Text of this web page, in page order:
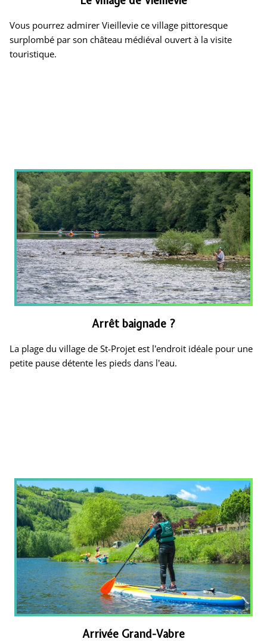
Vous pourrez admirer Vieillevie ce village pittoresque
surplombé par son château médiéval ouvert à la visite
touristique.
Arrêt baignade ?
La plage du village de St-Projet est l’endroit idéale pour une
petite pause détente les pieds dans l’eau.
Arrivée Grand-Vabre